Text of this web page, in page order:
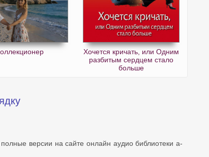
Хочется кричать, или Одним
разбитым сердцем стало
больше
версии на сайте онлайн аудио библиотеки a-